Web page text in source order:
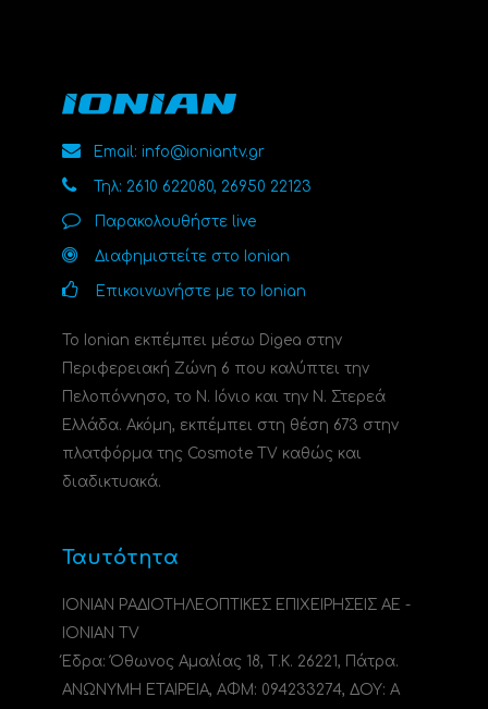
Email: info@ioniantv.gr
Τηλ: 2610 622080, 26950 22123
Παρακολουθήστε live
Διαφημιστείτε στο Ionian
Επικοινωνήστε με το Ionian
Το Ionian εκπέμπει μέσω Digea στην
Περιφερειακή Ζώνη 6 που καλύπτει την
Πελοπόννησο, το N. Ιόνιο και την Ν. Στερεά
Ελλάδα. Ακόμη, εκπέμπει στη θέση 673 στην
πλατφόρμα της Cosmote TV καθώς και
διαδικτυακά.
Ταυτότητα
ΙΟΝΙΑΝ ΡΑΔΙΟΤΗΛΕΟΠΤΙΚΕΣ ΕΠΙΧΕΙΡΗΣΕΙΣ ΑΕ -
IONIAN TV
Έδρα: Όθωνος Αμαλίας 18, Τ.Κ. 26221, Πάτρα.
ΑΝΩΝΥΜΗ ΕΤΑΙΡΕΙΑ, ΑΦΜ: 094233274, ΔΟΥ: A